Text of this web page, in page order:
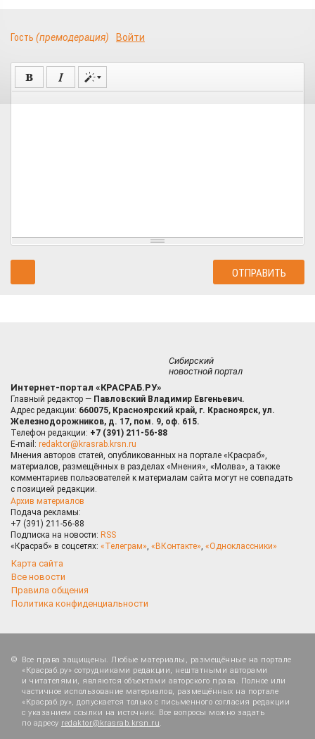
Гость (премодерация) Войти
Сибирский
новостной портал
Интернет-портал «КРАСРАБ.РУ»
Главный редактор — Павловский Владимир Евгеньевич.
Адрес редакции: 660075, Красноярский край, г. Красноярск, ул.
Железнодорожников, д. 17, пом. 9, оф. 615.
Телефон редакции: +7 (391) 211-56-88
E-mail: redaktor@krasrab.krsn.ru
Мнения авторов статей, опубликованных на портале «Красраб»,
материалов, размещённых в разделах «Мнения», «Молва», а также
комментариев пользователей к материалам сайта могут не совпадать
с позицией редакции.
Архив материалов
Подача рекламы:
+7 (391) 211-56-88
Подписка на новости: RSS
«Красраб» в соцсетях: «Телеграм», «ВКонтакте», «Одноклассники»
Карта сайта
Все новости
Правила общения
Политика конфиденциальности
Все права защищены. Любые материалы, размещённые на портале
«Красраб.ру» сотрудниками редакции, нештатными авторами
и читателями, являются объектами авторского права. Полное или
частичное использование материалов, размещённых на портале
«Красраб.ру», допускается только с письменного согласия редакции
с указанием ссылки на источник. Все вопросы можно задать
по адресу redaktor@krasrab.krsn.ru.